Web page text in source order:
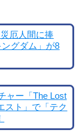
厄人間に捧
グダム」が8
ャー「The Lost
スト」で「テク